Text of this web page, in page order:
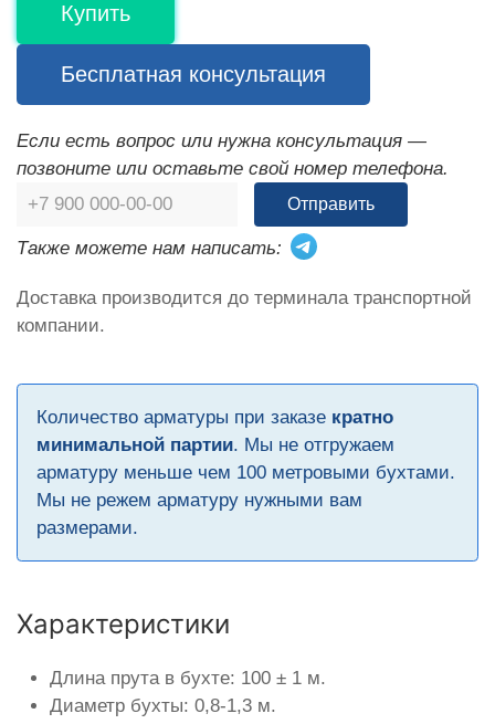
Купить
Бесплатная консультация
Если есть вопрос или нужна консультация —
позвоните или оставьте свой номер телефона.
Отправить
Также можете нам написать:
Доставка производится до терминала транспортной
компании.
Количество арматуры при заказе кратно
минимальной партии. Мы не отгружаем
арматуру меньше чем 100 метровыми бухтами.
Мы не режем арматуру нужными вам
размерами.
Характеристики
Длина прута в бухте: 100 ± 1 м.
Диаметр бухты: 0,8-1,3 м.